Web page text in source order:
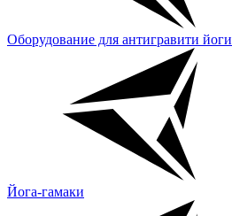
Оборудование для антигравити йоги
Йога-гамаки